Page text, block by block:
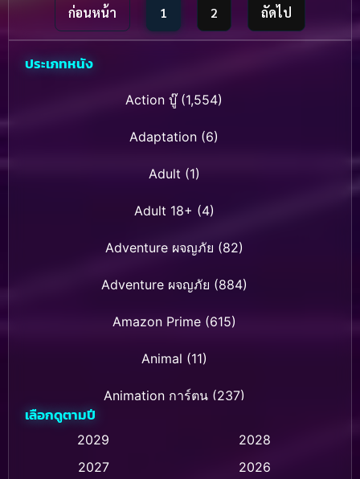
ก่อนหน้า 1 2 ถัดไป
ประเภทหนัง
Action บู๊(1,554)
Adaptation (6)
Adult (1)
Adult 18+ (4)
Adventure ผจญภัย (82)
Adventure ผจญภัย (884)
Amazon Prime(615)
Animal (11)
Animation การ์ตูน(237)
Animation การ์ตูน (32)
Animation การ์ตูน (28)
เลือกดูตามปี
2029
2028
2027
2026